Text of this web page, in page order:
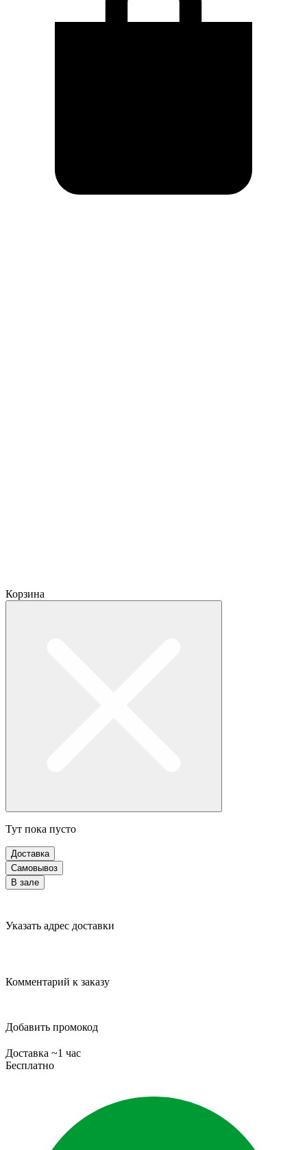
Корзина
Тут пока пусто
Доставка
Самовывоз
В зале
Указать адрес доставки
Комментарий к заказу
Добавить промокод
Доставка ~1 час
Бесплатно